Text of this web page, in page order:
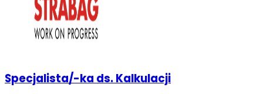
Specjalista/-ka ds. Kalkulacji